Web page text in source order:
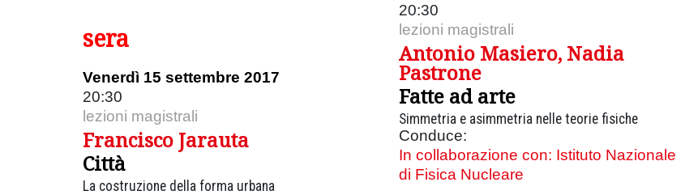
sera
Venerdì 15 settembre 2017
20:30
lezioni magistrali
Francisco Jarauta
Città
La costruzione della forma urbana
20:30
lezioni magistrali
Antonio Masiero, Nadia
Pastrone
Fatte ad arte
Simmetria e asimmetria nelle teorie fisiche
Conduce:
In collaborazione con: Istituto Nazionale
di Fisica Nucleare